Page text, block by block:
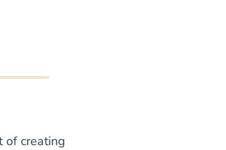
of creating